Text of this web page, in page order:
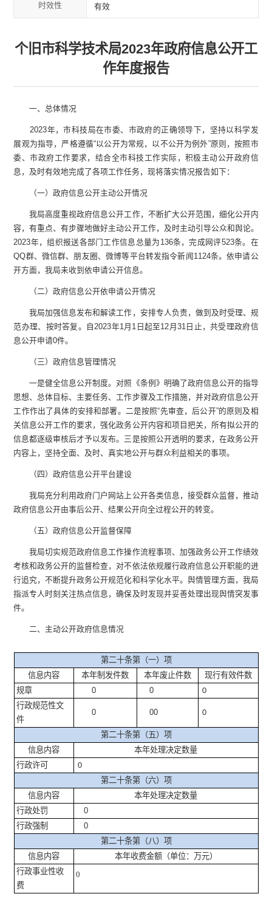
时效性 有效
个旧市科学技术局2023年政府信息公开工
作年度报告
一、总体情况
2023年，市科技局在市委、市政府的正确领导下，坚持以科学发
展观为指导，严格遵循“以公开为常规，以不公开为例外”原则，按照市
委、市政府工作要求，结合全市科技工作实际，积极主动公开政府信
息，及时有效地完成了各项工作任务，现将落实情况报告如下：
（一）政府信息公开主动公开情况
我局高度重视政府信息公开工作，不断扩大公开范围，细化公开内
容，有重点、有步骤地做好主动公开工作，及时主动引导公众和舆论。
2023年，组织报送各部门工作信息总量为136条，完成网评523条。在
QQ群、微信群、朋友圈、微博等平台转发指令新闻1124条。依申请公
开方面，我局未收到依申请公开信息。
（二）政府信息公开依申请公开情况
我局加强信息发布和解读工作，安排专人负责，做到及时受理、规
范办理、按时答复。自2023年1月1日起至12月31日止，共受理政府信
息公开申请0件。
（三）政府信息管理情况
一是健全信息公开制度。对照《条例》明确了政府信息公开的指导
思想、总体目标、主要任务、工作步骤及工作措施，并对政府信息公开
工作作出了具体的安排和部署。二是按照“先审查，后公开”的原则及相
关信息公开工作的要求，强化政务公开内容和项目把关，所有拟公开的
信息都逐级审核后才予以发布。三是按照公开透明的要求，在政务公开
内容上，坚持全面、及时、真实地公开与群众利益相关的事项。
（四）政府信息公开平台建设
我局充分利用政府门户网站上公开各类信息，接受群众监督，推动
政府信息公开由事后公开、结果公开向全过程公开的转变。
（五）政府信息公开监督保障
我局切实规范政府信息工作操作流程事项、加强政务公开工作绩效
考核和政务公开的监督检查，对不依法依规履行政府信息公开职能的进
行追究，不断提升政务公开规范化和科学化水平。舆情管理方面，我局
指派专人时刻关注热点信息，确保及时发现并妥善处理出现舆情突发事
件。
二、主动公开政府信息情况
第二十条第（一）项
信息内容
本年制发件数 本年废止件数
现行有效件数
规章
0 0
0
行政规范性文
件
0 00 0
第二十条第（五）项
信息内容
本年处理决定数量
行政许可
0
第二十条第（六）项
信息内容
本年处理决定数量
行政处罚
0
行政强制
0
第二十条第（八）项
信息内容
本年收费金额（单位：万元）
行政事业性收
费
0